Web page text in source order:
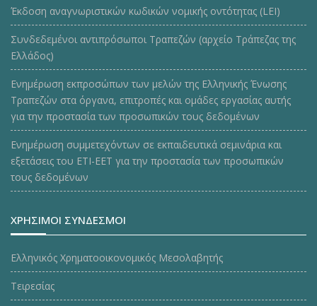
Έκδοση αναγνωριστικών κωδικών νομικής οντότητας (LEI)
Συνδεδεμένοι αντιπρόσωποι Τραπεζών (αρχείο Τράπεζας της
Ελλάδος)
Ενημέρωση εκπροσώπων των μελών της Ελληνικής Ένωσης
Τραπεζών στα όργανα, επιτροπές και ομάδες εργασίας αυτής
για την προστασία των προσωπικών τους δεδομένων
Ενημέρωση συμμετεχόντων σε εκπαιδευτικά σεμινάρια και
εξετάσεις του ΕΤΙ-ΕΕΤ για την προστασία των προσωπικών
τους δεδομένων
ΧΡΗΣΙΜΟΙ ΣΥΝΔΕΣΜΟΙ
Ελληνικός Χρηματοοικονομικός Μεσολαβητής
Τειρεσίας